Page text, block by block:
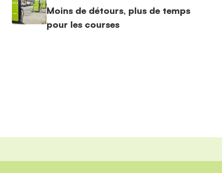
Moins de détours, plus de temps
pour les courses